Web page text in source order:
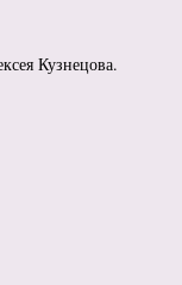
Кузнецова.